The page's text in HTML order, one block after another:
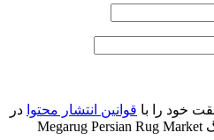
خود را با قوانین انتشار محتوا در
بازار آنلاین فرش ایران - مگاراگ Megarug Persian Rug Market